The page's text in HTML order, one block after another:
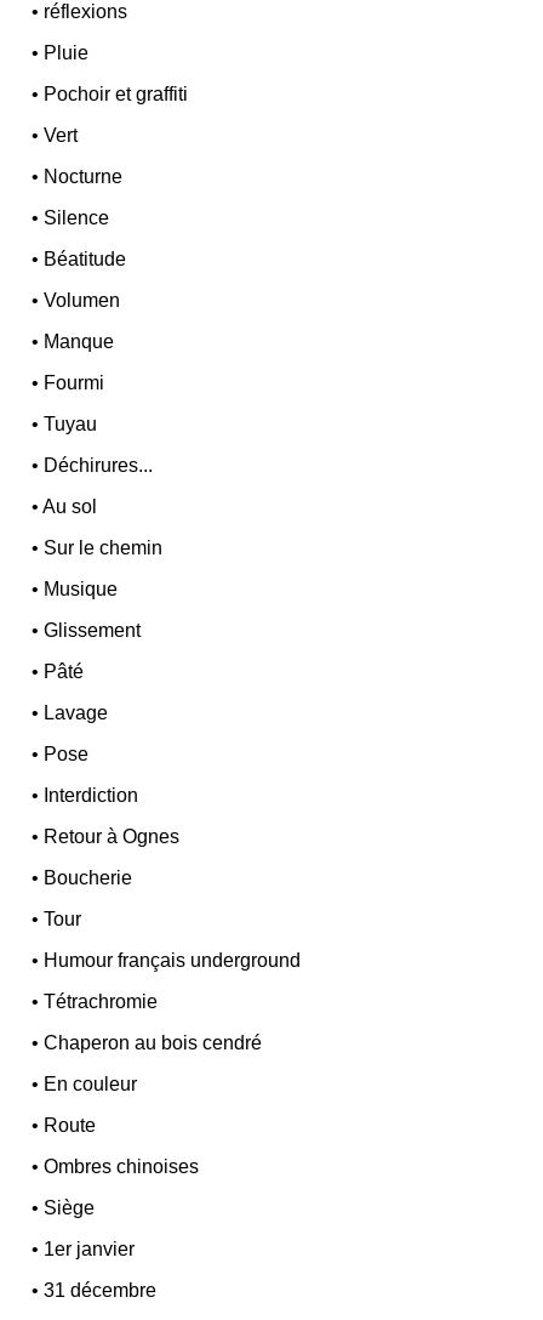
• réflexions
• Pluie
• Pochoir et graffiti
•Vert
• Nocturne
• Silence
• Béatitude
•Volumen
• Manque
• Fourmi
•Tuyau
• Déchirures...
•Au sol
• Sur le chemin
• Musique
•Glissement
• Pâté
• Lavage
• Pose
• Interdiction
• Retour à Ognes
• Boucherie
•Tour
• Humour français underground
•Tétrachromie
•Chaperon au bois cendré
• En couleur
• Route
•Ombres chinoises
• Siège
• 1er janvier
•31 décembre